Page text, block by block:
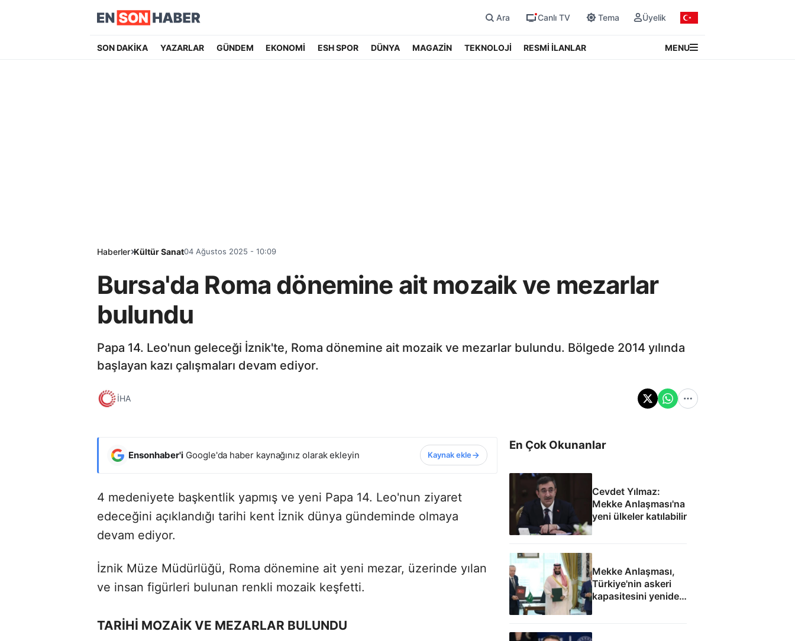
Ara Canlı TV Tema Üyelik
SON DAKİKA YAZARLAR GÜNDEM EKONOMİ ESH SPOR DÜNYA MAGAZİN TEKNOLOJİ RESMİ İLANLAR MENU
Haberler Kültür Sanat04 Ağustos 2025 - 10:09
Bursa'da Roma dönemine ait mozaik ve mezarlar
bulundu
Papa 14. Leo'nun geleceği İznik'te, Roma dönemine ait mozaik ve mezarlar bulundu. Bölgede 2014 yılında
başlayan kazı çalışmaları devam ediyor.
İHA
Ensonhaber'i Google'da haber kaynağınız olarak ekleyin Kaynak ekle
4 medeniyete başkentlik yapmış ve yeni Papa 14. Leo'nun ziyaret
edeceğini açıklandığı tarihi kent İznik dünya gündeminde olmaya
devam ediyor.
İznik Müze Müdürlüğü, Roma dönemine ait yeni mezar, üzerinde yılan
ve insan figürleri bulunan renkli mozaik keşfetti.
TARİHİ MOZAİK VE MEZARLAR BULUNDU
En Çok Okunanlar
Cevdet Yılmaz:
Mekke Anlaşması'na
yeni ülkeler katılabilir
Mekke Anlaşması,
Türkiye'nin askeri
kapasitesini yeniden
uluslararası
gündemine getirdi